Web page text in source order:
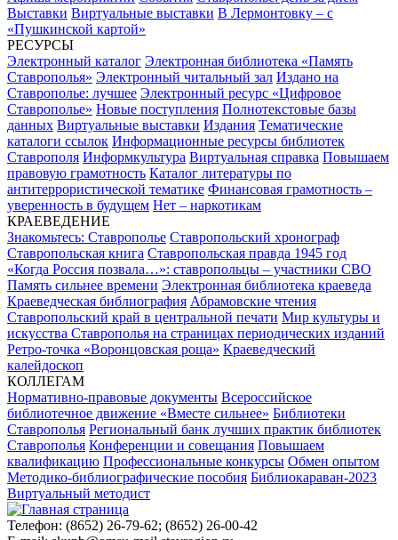
Выставки Виртуальные выставки В Лермонтовку – с
«Пушкинской картой»
РЕСУРСЫ
Электронный каталог Электронная библиотека «Память
Ставрополья» Электронный читальный зал Издано на
Ставрополье: лучшее Электронный ресурс «Цифровое
Ставрополье» Новые поступления Полнотекстовые базы
данных Виртуальные выставки Издания Тематические
каталоги ссылок Информационные ресурсы библиотек
Ставрополя Информкультура Виртуальная справка Повышаем
правовую грамотность Каталог литературы по
антитеррористической тематике Финансовая грамотность –
уверенность в будущем Нет – наркотикам
КРАЕВЕДЕНИЕ
Знакомьтесь: Ставрополье Ставропольский хронограф
Ставропольская книга Ставропольская правда 1945 год
«Когда Россия позвала…»: ставропольцы – участники СВО
Память сильнее времени Электронная библиотека краеведа
Краеведческая библиография Абрамовские чтения
Ставропольский край в центральной печати Мир культуры и
искусства Ставрополья на страницах периодических изданий
Ретро-точка «Воронцовская роща» Краеведческий
калейдоскоп
КОЛЛЕГАМ
Нормативно-правовые документы Всероссийское
библиотечное движение «Вместе сильнее» Библиотеки
Ставрополья Региональный банк лучших практик библиотек
Ставрополья Конференции и совещания Повышаем
квалификацию Профессиональные конкурсы Обмен опытом
Методико-библиографические пособия Библиокараван-2023
Виртуальный методист
Телефон: (8652) 26-79-62; (8652) 26-00-42